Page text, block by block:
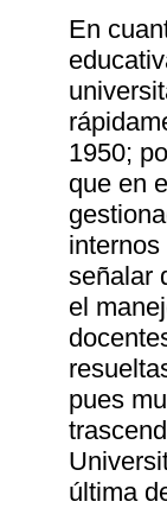
En
1950;
que en
señalar
el
pues
última